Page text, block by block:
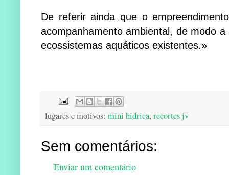
De referir ainda que o
acompanhamento am­bi­en­tal, de modo
ecossistemas aquáticos existentes.»
lugares e motivos: mini hidrica, recortes jv
Sem comentários:
Enviar um comentário